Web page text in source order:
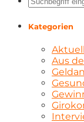
Kategorien
Aus